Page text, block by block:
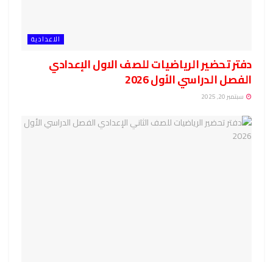
الاعدادية
دفتر تحضير الرياضيات للصف الاول الإعدادي
الفصل الدراسي الأول 2026
سبتمبر 20, 2025